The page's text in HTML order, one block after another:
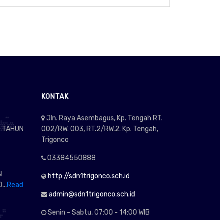
TAHUN
Read
KONTAK
Jln. Raya Asembagus, Kp. Tengah RT.
002/RW. 003, RT.2/RW.2. Kp. Tengah,
Trigonco
03384550888
http://sdn1trigonco.sch.id
admin@sdn1trigonco.sch.id
Senin - Sabtu, 07:00 - 14:00 WIB